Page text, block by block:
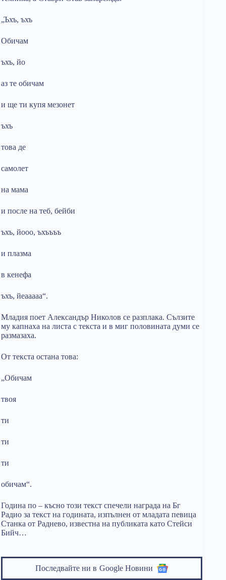
„Ъхъ, ъхъ
Обичам
ъхъ, йо
аз те обичам
и ще ти купя мезонет
ъхъ
това де
самолет
на мама
и после на теб, бейби
ъхъ, йооо, ъхъъъъ
и плазма
в кенефа
ъхъ, йеааааа“.
Младия поет Александър Николов се разплака. Сълзите
му капнаха на листа с текста и в миг половината думи се
размазаха.
От текста остана това:
„Обичам
твоя
ти
ти
ти
обичам“.
Година по – късно този текст спечели награда на Бг
Радио за текст на годината, изпълнен от младата певица
Станка от Раднево, известна на публиката като Стейси
Бийч…
Последвайте ни в Google Новини